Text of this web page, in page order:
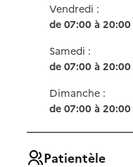
Vendredi :
de 07:00 à 20:00
Samedi :
de 07:00 à 20:00
Dimanche :
de 07:00 à 20:00
Patientèle